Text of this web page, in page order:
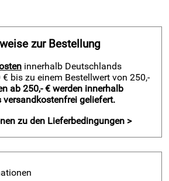
gering
ausgezeichnet
schlecht
pflanzlichen Ölen: gut
Alkohol: gut
Säuren und Laugen: gut
zur Bestellung
innerhalb Deutschlands
€ bis zu einem Bestellwert von 250,-
ab 250,- € werden innerhalb
versandkostenfrei geliefert.
zu den Lieferbedingungen >